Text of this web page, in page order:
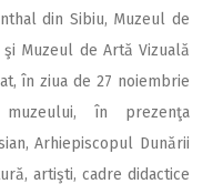
din Sibiu, Muzeul de
Muzeul de Artă Vizuală
în ziua de 27 noiembrie
în prezenţa
Arhiepiscopul Dunării
artişti, cadre didactice